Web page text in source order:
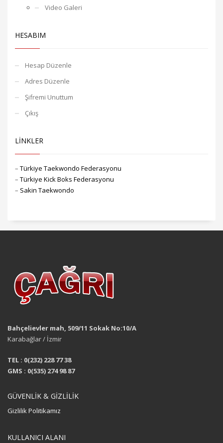
Video Galeri
HESABIM
Hesap Düzenle
Adres Düzenle
Şifremi Unuttum
Çıkış
LİNKLER
– Türkiye Taekwondo Federasyonu
– Türkiye Kick Boks Federasyonu
– Sakin Taekwondo
Bahçelievler mah, 509/11 Sokak No:10/A
Karabağlar / İzmir
TEL : 0(232) 228 77 38
GMS : 0(535) 274 98 87
GÜVENLİK & GİZLİLİK
Gizlilik Politikamız
KULLANICI ALANI